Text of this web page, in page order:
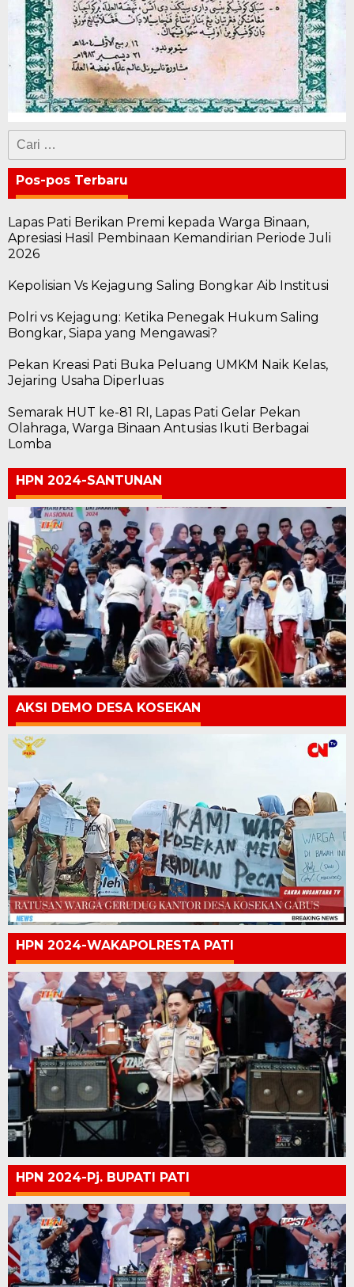
Cari
untuk:
Pos-pos Terbaru
Lapas Pati Berikan Premi kepada Warga Binaan,
Apresiasi Hasil Pembinaan Kemandirian Periode Juli
2026
Kepolisian Vs Kejagung Saling Bongkar Aib Institusi
Polri vs Kejagung: Ketika Penegak Hukum Saling
Bongkar, Siapa yang Mengawasi?
Pekan Kreasi Pati Buka Peluang UMKM Naik Kelas,
Jejaring Usaha Diperluas
Semarak HUT ke-81 RI, Lapas Pati Gelar Pekan
Olahraga, Warga Binaan Antusias Ikuti Berbagai
Lomba
HPN 2024-SANTUNAN
AKSI DEMO DESA KOSEKAN
HPN 2024-WAKAPOLRESTA PATI
HPN 2024-Pj. BUPATI PATI